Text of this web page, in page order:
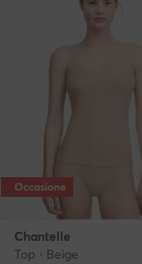
Occasione
Chantelle
Top · Beige